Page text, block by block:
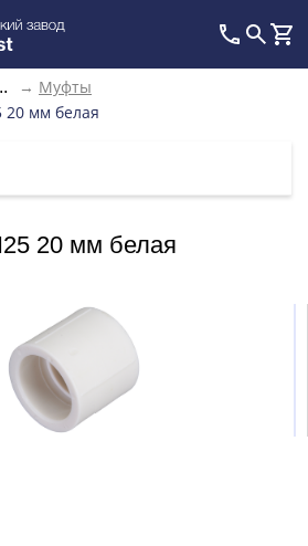
→ Муфты
20 мм белая
20 мм белая